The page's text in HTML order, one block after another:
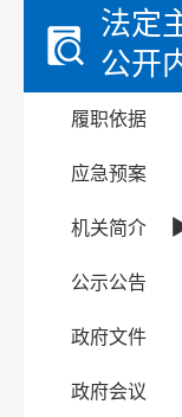
法定
公开
履职依据
应急预案
机关简介
公示公告
政府文件
政府会议